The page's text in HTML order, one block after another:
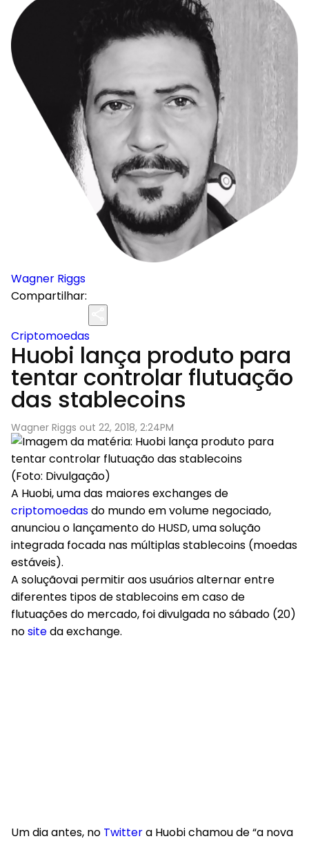
Wagner Riggs
Compartilhar:
Criptomoedas
Huobi lança produto para
tentar controlar flutuação
das stablecoins
Wagner Riggs out 22, 2018, 2:24PM
(Foto: Divulgação)
A Huobi, uma das maiores exchanges de
criptomoedasdo mundo em volume negociado,
anunciou o lançamento do HUSD, uma solução
integrada focada nas múltiplas stablecoins (moedas
estáveis).
A soluçãovai permitir aos usuários alternar entre
diferentes tipos de stablecoins em caso de
flutuações do mercado, foi divulgada no sábado (20)
nositeda exchange.
Um dia antes, no Twittera Huobi chamou de “a nova